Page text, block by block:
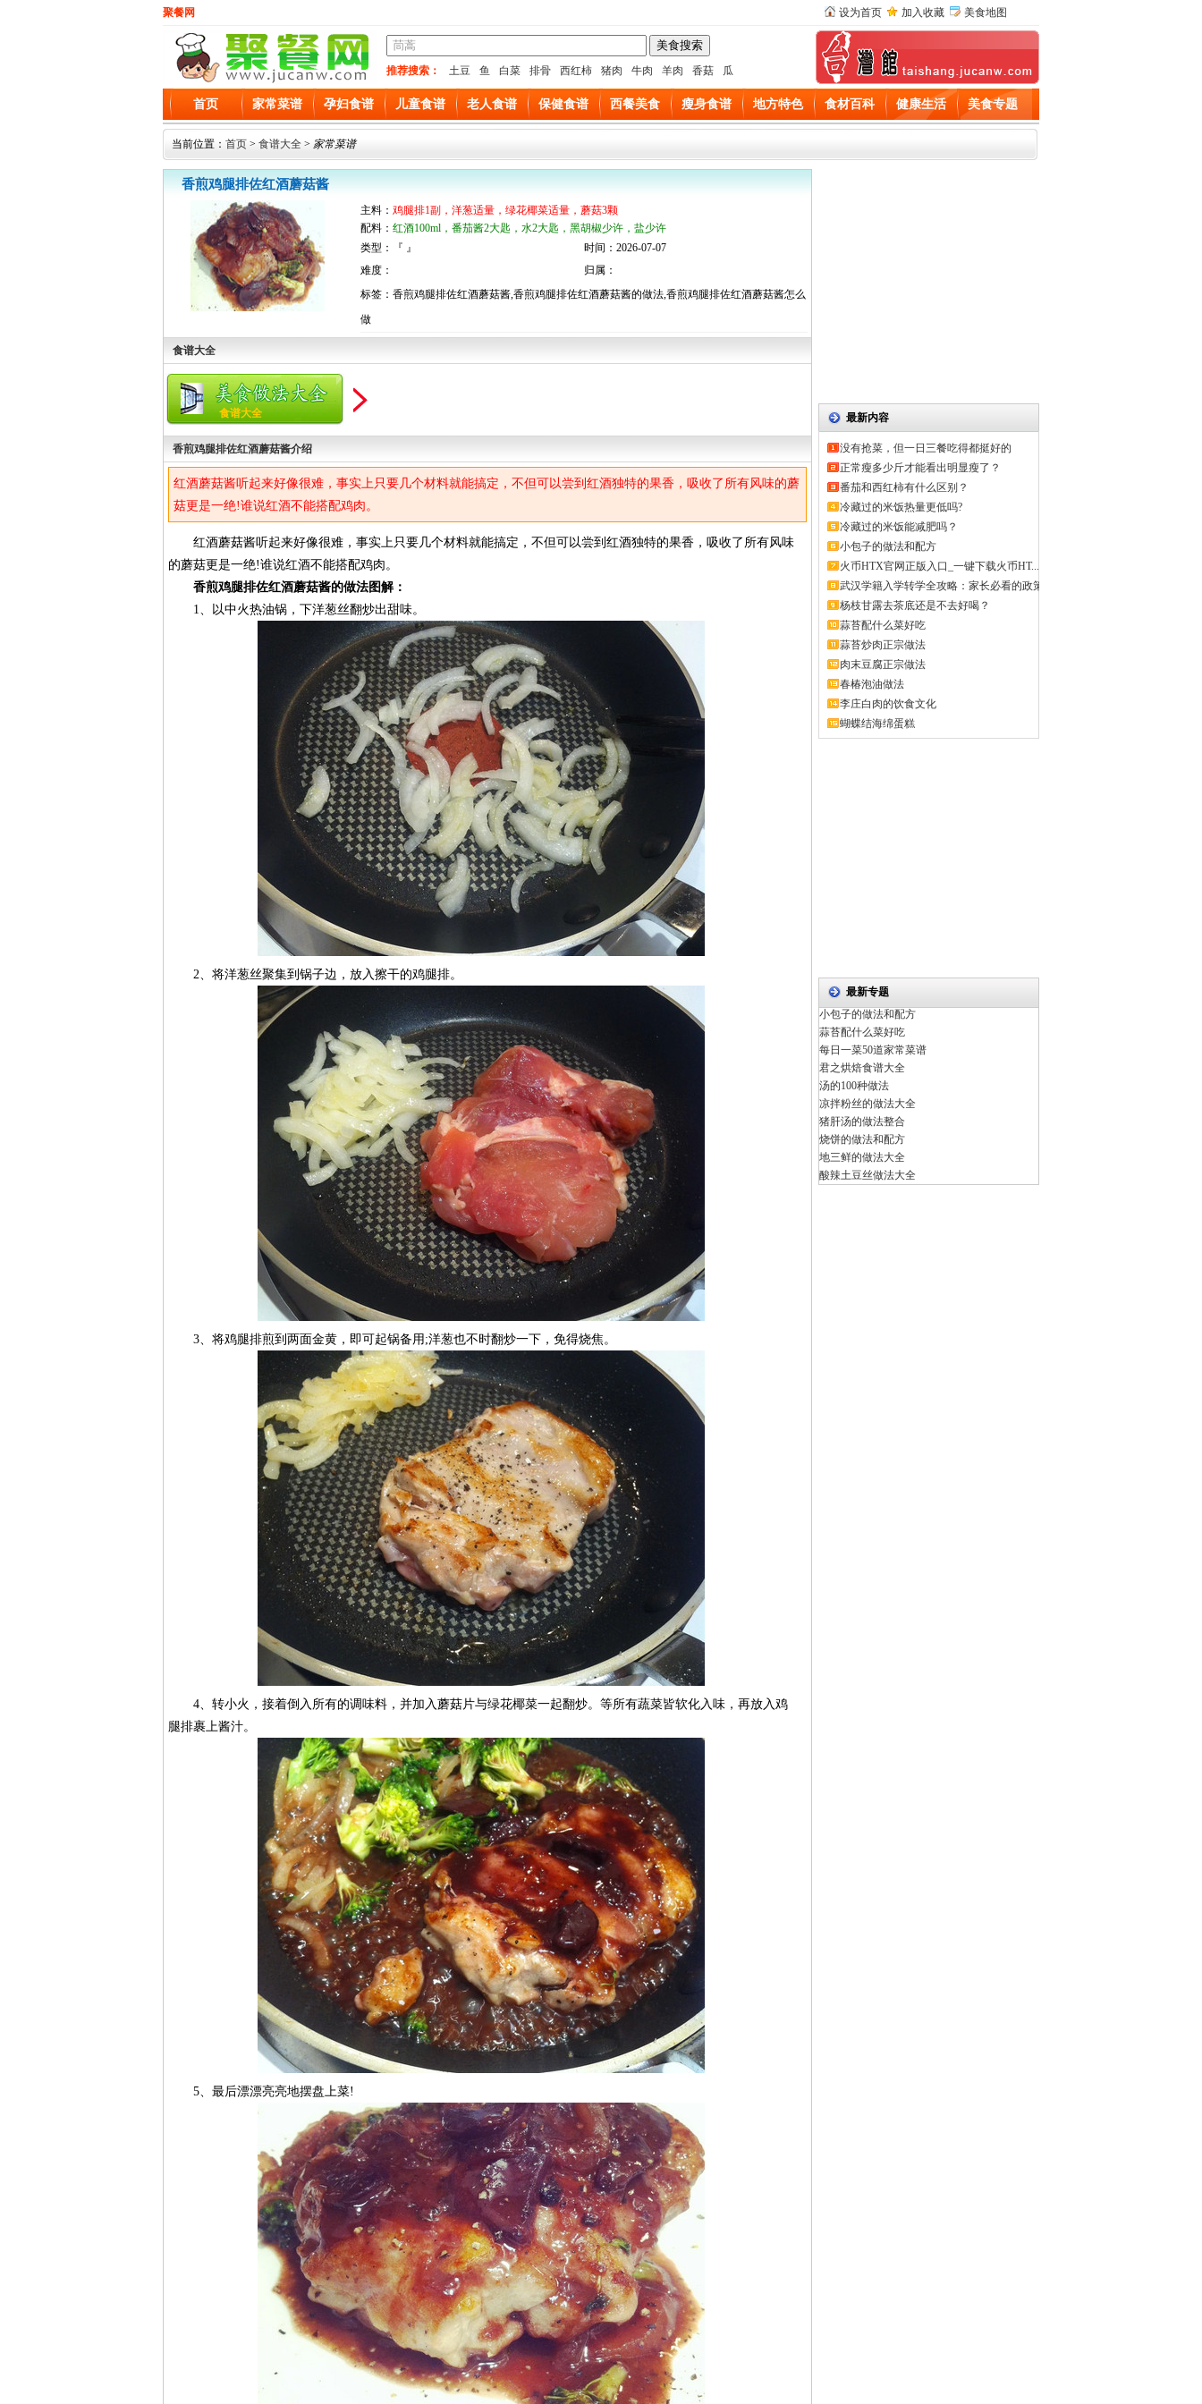
聚餐网 设为首页 加入收藏 美食地图
推荐搜索： 土豆 鱼 白菜 排骨 西红柿 猪肉 牛肉 羊肉 香菇 瓜
首页 家常菜谱 孕妇食谱 儿童食谱 老人食谱 保健食谱 西餐美食 瘦身食谱 地方特色 食材百科 健康生活 美食专题
当前位置： 首页 > 食谱大全 > 家常菜谱
香煎鸡腿排佐红酒蘑菇酱
主料： 鸡腿排1副，洋葱适量，绿花椰菜适量，蘑菇3颗
配料： 红酒100ml，番茄酱2大匙，水2大匙，黑胡椒少许，盐少许
类型：『 』
时间：2026-07-07
难度：
归属：
标签：香煎鸡腿排佐红酒蘑菇酱,香煎鸡腿排佐红酒蘑菇酱的做法,香煎鸡腿排佐红酒蘑菇酱怎么
做
食谱大全
食谱大全
香煎鸡腿排佐红酒蘑菇酱介绍
红酒蘑菇酱听起来好像很难，事实上只要几个材料就能搞定，不但可以尝到红酒独特的果香，吸收了所有风味的蘑
菇更是一绝!谁说红酒不能搭配鸡肉。
红酒蘑菇酱听起来好像很难，事实上只要几个材料就能搞定，不但可以尝到红酒独特的果香，吸收了所有风味
的蘑菇更是一绝!谁说红酒不能搭配鸡肉。
香煎鸡腿排佐红酒蘑菇酱的做法图解：
1、以中火热油锅，下洋葱丝翻炒出甜味。
2、将洋葱丝聚集到锅子边，放入擦干的鸡腿排。
3、将鸡腿排煎到两面金黄，即可起锅备用;洋葱也不时翻炒一下，免得烧焦。
4、转小火，接着倒入所有的调味料，并加入蘑菇片与绿花椰菜一起翻炒。等所有蔬菜皆软化入味，再放入鸡
腿排裹上酱汁。
5、最后漂漂亮亮地摆盘上菜!
最新内容
没有抢菜，但一日三餐吃得都挺好的
正常瘦多少斤才能看出明显瘦了？
番茄和西红柿有什么区别？
冷藏过的米饭热量更低吗?
冷藏过的米饭能减肥吗？
小包子的做法和配方
火币HTX官网正版入口_一键下载火币HT...
武汉学籍入学转学全攻略：家长必看的政策
解...
杨枝甘露去茶底还是不去好喝？
蒜苔配什么菜好吃
蒜苔炒肉正宗做法
肉末豆腐正宗做法
春椿泡油做法
李庄白肉的饮食文化
蝴蝶结海绵蛋糕
最新专题
小包子的做法和配方
蒜苔配什么菜好吃
每日一菜50道家常菜谱
君之烘焙食谱大全
汤的100种做法
凉拌粉丝的做法大全
猪肝汤的做法整合
烧饼的做法和配方
地三鲜的做法大全
酸辣土豆丝做法大全